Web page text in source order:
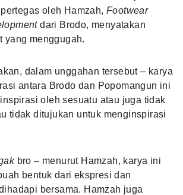
oleh Hamzah, Footwear
dari Brodo, menyatakan
yang menggugah.
dalam unggahan tersebut – karya
antara Brodo dan Popomangun ini
oleh sesuatu atau juga tidak
tidak ditujukan untuk menginspirasi
bro – menurut Hamzah, karya ini
bentuk dari ekspresi dan
bersama. Hamzah juga